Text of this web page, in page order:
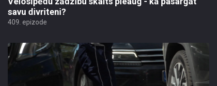
savu divriteni?
409. epizode